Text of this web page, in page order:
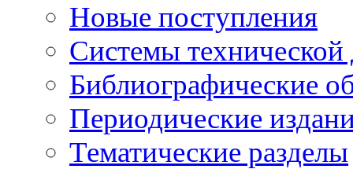
Новые поступления
Cистемы
Библиографические
Периодические
Тематические разделы